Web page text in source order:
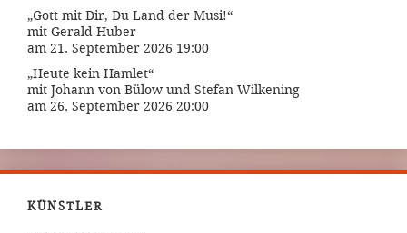
„Gott mit Dir, Du Land der Musi!“
mit Gerald Huber
am 21. September 2026 19:00
„Heute kein Hamlet“
mit Johann von Bülow und Stefan Wilkening
am 26. September 2026 20:00
KÜNSTLER